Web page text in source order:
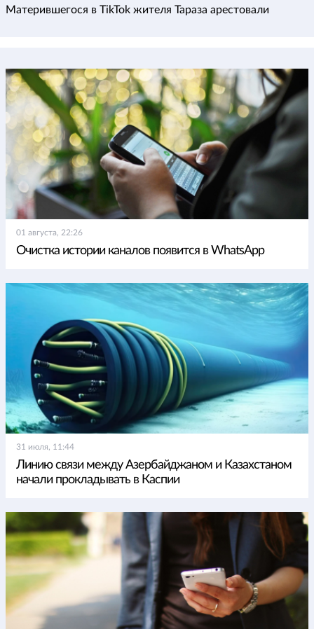
Матерившегося в TikTok жителя Тараза арестовали
01 августа, 22:26
Очистка истории каналов появится в WhatsApp
31 июля, 11:44
Линию связи между Азербайджаном и Казахстаном
начали прокладывать в Каспии